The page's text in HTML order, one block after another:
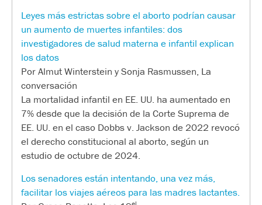
Leyes más estrictas sobre el aborto podrían causar
un aumento de muertes infantiles: dos
investigadores de salud materna e infantil explican
los datos
Por Almut Winterstein y Sonja Rasmussen, La
conversación
La mortalidad infantil en EE. UU. ha aumentado en
7% desde que la decisión de la Corte Suprema de
EE. UU. en el caso Dobbs v. Jackson de 2022 revocó
el derecho constitucional al aborto, según un
estudio de octubre de 2024.
Los senadores están intentando, una vez más,
facilitar los viajes aéreos para las madres lactantes.
el